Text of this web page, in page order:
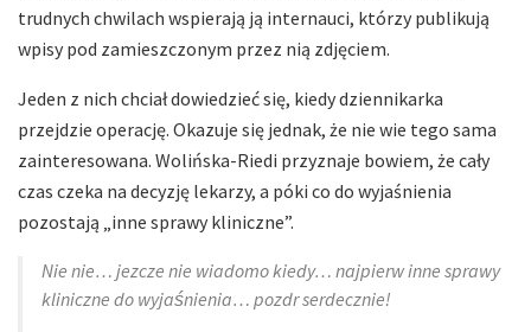
trudnych chwilach wspierają ją internauci, którzy publikują
wpisy pod zamieszczonym przez nią zdjęciem.
Jeden z nich chciał dowiedzieć się, kiedy dziennikarka
przejdzie operację. Okazuje się jednak, że nie wie tego sama
zainteresowana. Wolińska-Riedi przyznaje bowiem, że cały
czas czeka na decyzję lekarzy, a póki co do wyjaśnienia
pozostają „inne sprawy kliniczne”.
Nie nie… jezcze nie wiadomo kiedy… najpierw inne sprawy
kliniczne do wyjaśnienia… pozdr serdecznie!